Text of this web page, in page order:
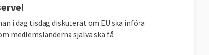
i dag tisdag diskuterat om EU ska införa
medlemsländerna själva ska få